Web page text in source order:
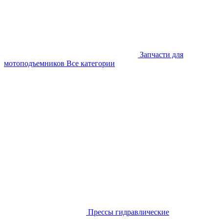
Запчасти для
мотоподъемников Все категории
Прессы гидравлические